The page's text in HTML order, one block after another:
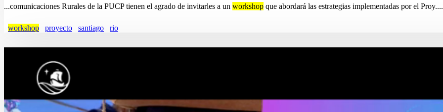
...comunicaciones Rurales de la PUCP tienen el agrado de invitarles a un workshop que abordará las estrategias implementadas por el
workshop proyecto santiago rio